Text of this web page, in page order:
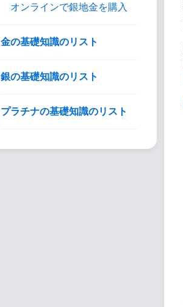
オンラインで銀地金を購入
金の基礎知識のリスト
銀の基礎知識のリスト
プラチナの基礎知識のリスト